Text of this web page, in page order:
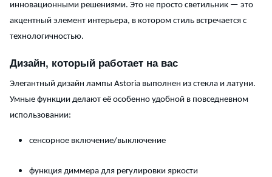
инновационными решениями. Это не просто светильник — это
акцентный элемент интерьера, в котором стиль встречается с
технологичностью.
Дизайн, который работает на вас
Элегантный дизайн лампы Astoria выполнен из стекла и латуни.
Умные функции делают её особенно удобной в повседневном
использовании:
сенсорное включение/выключение
функция диммера для регулировки яркости